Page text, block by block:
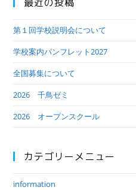
第１回学校説明会について
学校案内パンフレット2027
全国募集について
2026 千鳥ゼミ
2026 オープンスクール
カテゴリーメニュー
information